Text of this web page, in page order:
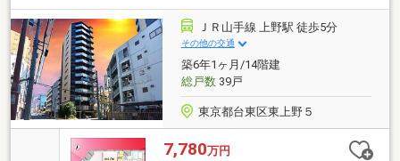
ＪＲ山手線 上野駅 徒歩5分
その他の交通
築6年1ヶ月/14階建
総戸数39戸
東京都台東区東上野５
7,780万円